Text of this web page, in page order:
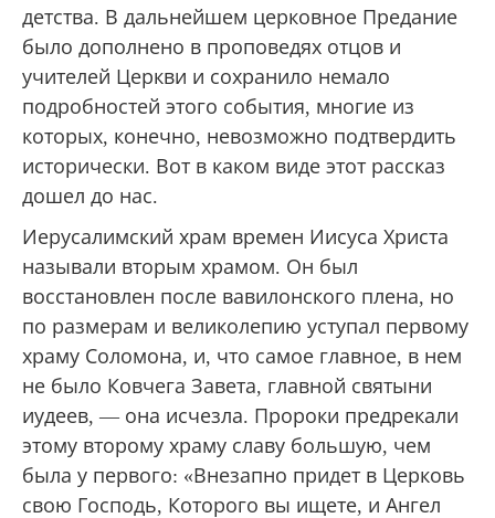
детства. В дальнейшем церковное Предание
было дополнено в проповедях отцов и
учителей Церкви и сохранило немало
подробностей этого события, многие из
которых, конечно, невозможно подтвердить
исторически. Вот в каком виде этот рассказ
дошел до нас.
Иерусалимский храм времен Иисуса Христа
называли вторым храмом. Он был
восстановлен после вавилонского плена, но
по размерам и великолепию уступал первому
храму Соломона, и, что самое главное, в нем
не было Ковчега Завета, главной святыни
иудеев, — она исчезла. Пророки предрекали
этому второму храму славу большую, чем
была у первого: «Внезапно придет в Церковь
свою Господь, Которого вы ищете, и Ангел